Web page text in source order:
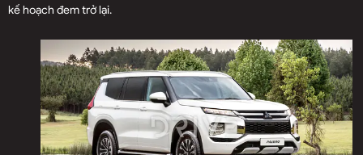
kế hoạch đem trở lại.